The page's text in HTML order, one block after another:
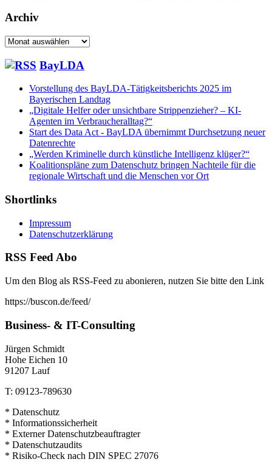
Archiv
Archiv
BayLDA
Vorstellung des BayLDA-Tätigkeitsberichts 2025 im
Bayerischen Landtag
„Digitale Helfer oder unsichtbare Strippenzieher? – KI-
Agenten im Verbraucheralltag?“
Start des Data Act - BayLDA übernimmt Durchsetzung neuer
Datenrechte
„Werden Kriminelle durch künstliche Intelligenz klüger?“
Koalitionspläne zum Datenschutz bringen Nachteile für die
regionale Wirtschaft und die Menschen vor Ort
Shortlinks
Impressum
Datenschutzerklärung
RSS Feed Abo
Um den Blog als RSS-Feed zu abonieren, nutzen Sie bitte den Link
https://buscon.de/feed/
Business- & IT-Consulting
Jürgen Schmidt
Hohe Eichen 10
91207 Lauf
T: 09123-789630
* Datenschutz
* Informationssicherheit
* Externer Datenschutzbeauftragter
* Datenschutzaudits
* Risiko-Check nach DIN SPEC 27076